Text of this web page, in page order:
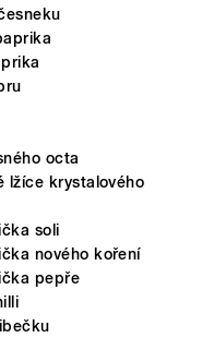
octa
lžíce krystalového
soli
nového koření
pepře